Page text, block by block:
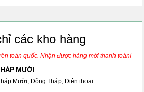
các kho hàng
toàn quốc. Nhận được hàng mới thanh toán!
MƯỜI
Mười, Đồng Tháp, Điện thoại: